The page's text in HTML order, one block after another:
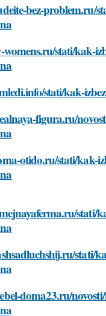
bez-problem.ru/
womens.ru/stati/kak-
stati/kak-
figura.ru/
otido.ru/stati/kak-
stati/
stati/
doma23.ru/